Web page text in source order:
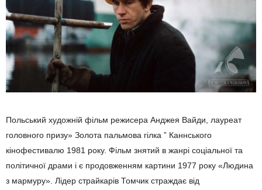
Польський художній фільм режисера Анджея Вайди, лауреат
головного призу» Золота пальмова гілка ” Каннського
кінофестивалю 1981 року. Фільм знятий в жанрі соціальної та
політичної драми і є продовженням картини 1977 року «Людина
з мармуру». Лідер страйкарів Томчик страждає від